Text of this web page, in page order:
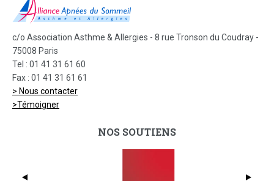
c/o Association Asthme & Allergies - 8 rue Tronson du Coudray -
75008 Paris
Tel : 01 41 31 61 60
Fax : 01 41 31 61 61
> Nous contacter
>Témoigner
NOS SOUTIENS